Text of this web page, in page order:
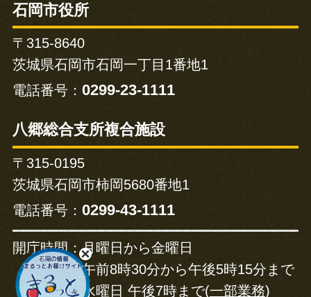
石岡市役所
〒315-8640
茨城県石岡市石岡一丁目1番地1
電話番号： 0299-23-1111
八郷総合支所複合施設
〒315-0195
茨城県石岡市柿岡5680番地1
電話番号： 0299-43-1111
開庁時間：月曜日から金曜日
午前8時30分から午後5時15分まで
水曜日 午後7時まで(一部業務)